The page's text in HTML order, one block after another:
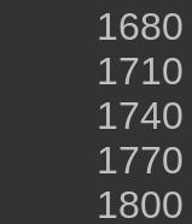
1680
1710
1740
1770
1800